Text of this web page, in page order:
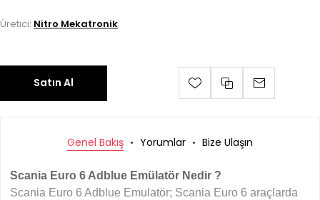
Üretici: Nitro Mekatronik
Satın Al
Genel Bakış Yorumlar Bize Ulaşın
Scania Euro 6 Adblue Emülatör Nedir ?
Scania Euro 6 Adblue Emulatör; Scania Euro 6 araçlarda